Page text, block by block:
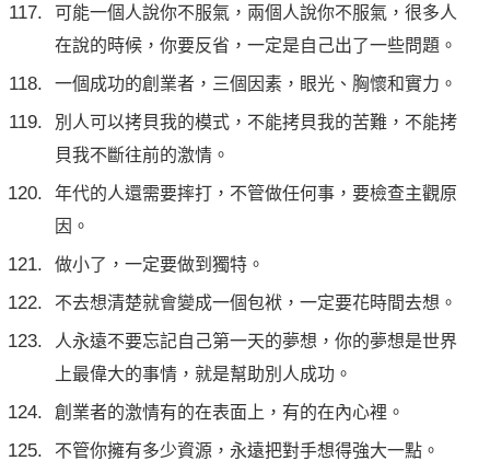
可能一個人說你不服氣，兩個人說你不服氣，很多人
在說的時候，你要反省，一定是自己出了一些問題。
一個成功的創業者，三個因素，眼光、胸懷和實力。
別人可以拷貝我的模式，不能拷貝我的苦難，不能拷
貝我不斷往前的激情。
年代的人還需要摔打，不管做任何事，要檢查主觀原
因。
做小了，一定要做到獨特。
不去想清楚就會變成一個包袱，一定要花時間去想。
人永遠不要忘記自己第一天的夢想，你的夢想是世界
上最偉大的事情，就是幫助別人成功。
創業者的激情有的在表面上，有的在內心裡。
不管你擁有多少資源，永遠把對手想得強大一點。